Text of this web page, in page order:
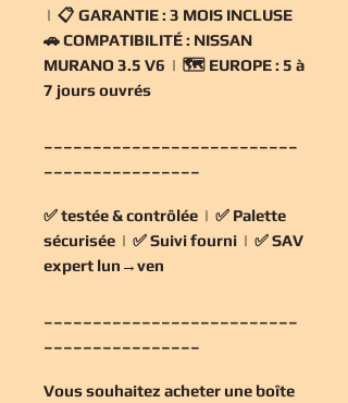
| 📋 GARANTIE : 3 MOIS INCLUSE
🚗COMPATIBILITÉ : NISSAN
MURANO 3.5 V6 | 🗺️ EUROPE : 5 à
7 jours ouvrés
✅testée & contrôlée | ✅ Palette
sécurisée | ✅Suivi fourni | ✅SAV
expert lun→ven
Vous souhaitez acheter une boîte